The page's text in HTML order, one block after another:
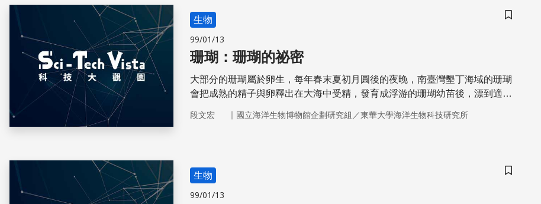
儲存書籤
生物
99/01/13
珊瑚：珊瑚的祕密
大部分的珊瑚屬於卵生，每年春末夏初月圓後的夜晚，南臺灣墾丁海域的珊瑚
會把成熟的精子與卵釋出在大海中受精，發育成浮游的珊瑚幼苗後，漂到適合
段文宏 ｜ 國立海洋生物博物館企劃研究組／東華大學海洋生物科技研究所
儲存書籤
生物
99/01/13